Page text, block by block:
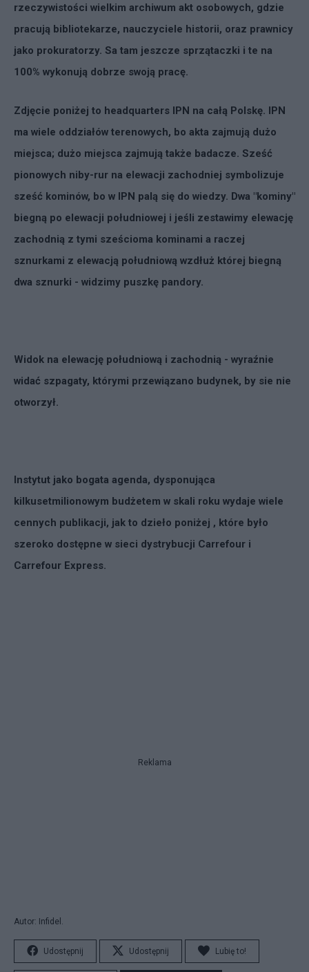
rzeczywistości wielkim archiwum akt osobowych, gdzie
pracują bibliotekarze, nauczyciele historii, oraz prawnicy
jako prokuratorzy. Sa tam jeszcze sprzątaczki i te na
100% wykonują dobrze swoją pracę.
Zdjęcie poniżej to headquarters IPN na całą Polskę. IPN
ma wiele oddziałów terenowych, bo akta zajmują dużo
miejsca; dużo miejsca zajmują także badacze. Sześć
pionowych niby-rur na elewacji zachodniej symbolizuje
sześć kominów, bo w IPN palą się do wiedzy. Dwa "kominy"
biegną po elewacji południowej i jeśli zestawimy elewację
zachodnią z tymi sześcioma kominami a raczej
sznurkami z elewacją południową wzdłuż której biegną
dwa sznurki - widzimy puszkę pandory.
Widok na elewację południową i zachodnią - wyraźnie
widać szpagaty, którymi przewiązano budynek, by sie nie
otworzył.
Instytut jako bogata agenda, dysponująca
kilkusetmilionowym budżetem w skali roku wydaje wiele
cennych publikacji, jak to dzieło poniżej , które było
szeroko dostępne w sieci dystrybucji Carrefour i
Carrefour Express.
Reklama
Autor: Infidel.
Udostępnij Udostępnij Lubię to!